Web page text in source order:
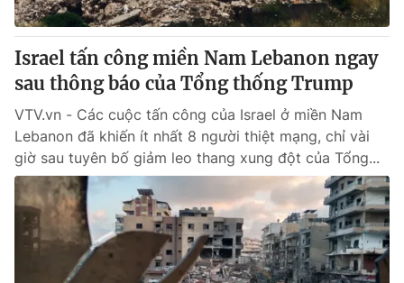
Israel tấn công miền Nam Lebanon ngay
sau thông báo của Tổng thống Trump
VTV.vn - Các cuộc tấn công của Israel ở miền Nam
Lebanon đã khiến ít nhất 8 người thiệt mạng, chỉ vài
giờ sau tuyên bố giảm leo thang xung đột của Tổng...